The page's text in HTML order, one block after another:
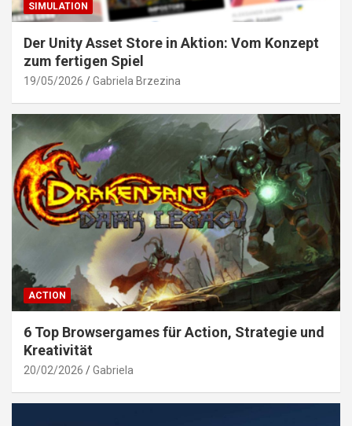
SIMULATION
Der Unity Asset Store in Aktion: Vom Konzept
zum fertigen Spiel
19/05/2026 Gabriela Brzezina
ACTION
6 Top Browsergames für Action, Strategie und
Kreativität
20/02/2026 Gabriela